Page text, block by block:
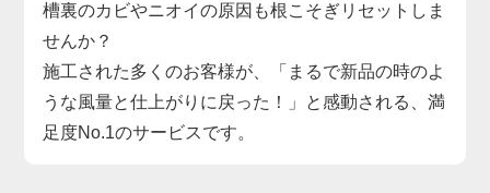
槽裏のカビやニオイの原因も根こそぎリセットしま
せんか？
施工された多くのお客様が、「まるで新品の時のよ
うな風量と仕上がりに戻った！」と感動される、満
足度No.1のサービスです。